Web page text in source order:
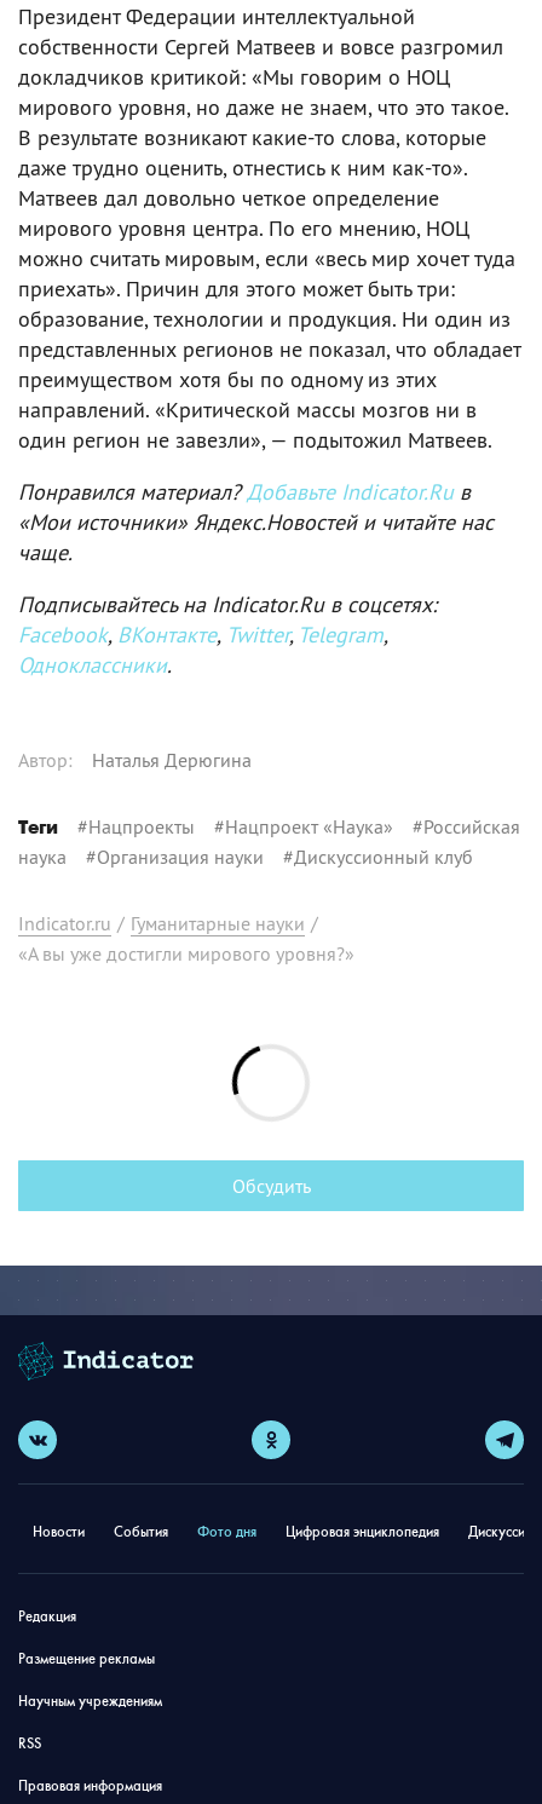
Президент Федерации интеллектуальной
собственности Сергей Матвеев и вовсе разгромил
докладчиков критикой: «Мы говорим о НОЦ
мирового уровня, но даже не знаем, что это такое.
В результате возникают какие-то слова, которые
даже трудно оценить, отнестись к ним как-то».
Матвеев дал довольно четкое определение
мирового уровня центра. По его мнению, НОЦ
можно считать мировым, если «весь мир хочет туда
приехать». Причин для этого может быть три:
образование, технологии и продукция. Ни один из
представленных регионов не показал, что обладает
преимуществом хотя бы по одному из этих
направлений. «Критической массы мозгов ни в
один регион не завезли», — подытожил Матвеев.
Понравился материал?Добавьте Indicator.Ruв
«Мои источники» Яндекс.Новостей и читайте нас
чаще.
Подписывайтесь на Indicator.Ru в соцсетях:
Facebook, ВКонтакте, Twitter, Telegram,
Одноклассники.
Автор: Наталья Дерюгина
Теги #Нацпроекты #Нацпроект «Наука» #Российская
наука #Организация науки #Дискуссионный клуб
Indicator.ru / Гуманитарные науки /
«А вы уже достигли мирового уровня?»
Обсудить
Новости События Фото дня Цифровая энциклопедия
Редакция
Размещение рекламы
Научным учреждениям
RSS
Правовая информация